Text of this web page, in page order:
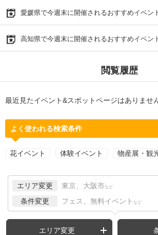
愛媛県で今週末に開催されるおすすめイベン
高知県で今週末に開催されるおすすめイベン
閲覧履歴
最近見たイベント&スポットページはありません
よく使われる検索条件
花イベント 体験イベント 物産展・観
エリア変更 東京、大阪市 など
条件変更 フェス、無料イベント など
エリア変更